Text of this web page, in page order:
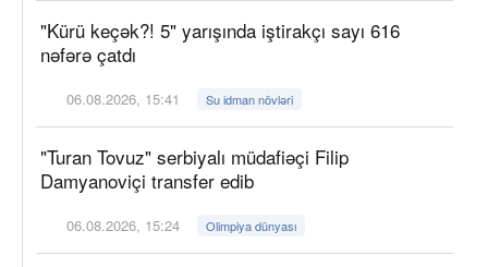
"Kürü keçək?! 5" yarışında iştirakçı sayı 616
nəfərə çatdı
06.08.2026, 15:41 Su idman növləri
"Turan Tovuz" serbiyalı müdafiəçi Filip
Damyanoviçi transfer edib
06.08.2026, 15:24 Olimpiya dünyası